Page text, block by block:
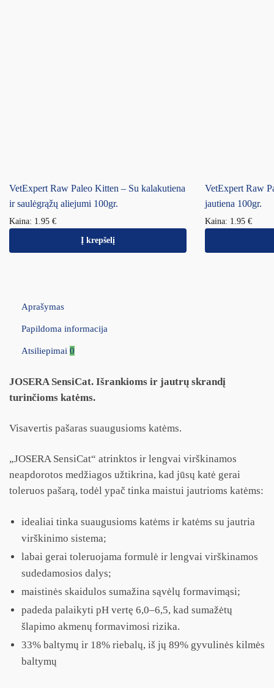
VetExpert Raw Paleo Kitten – Su kalakutiena
ir saulėgrąžų aliejumi 100gr.
Kaina: 1.95 €
Į krepšelį
VetExpert Raw
jautiena 100gr.
Kaina: 1.95 €
Aprašymas
Papildoma informacija
Atsiliepimai 0
JOSERA SensiCat. Išrankioms ir jautrų skrandį
turinčioms katėms.
Visavertis pašaras suaugusioms katėms.
„JOSERA SensiCat“ atrinktos ir lengvai virškinamos
neapdorotos medžiagos užtikrina, kad jūsų katė gerai
toleruos pašarą, todėl ypač tinka maistui jautrioms katėms:
idealiai tinka suaugusioms katėms ir katėms su jautria
virškinimo sistema;
labai gerai toleruojama formulė ir lengvai virškinamos
sudedamosios dalys;
maistinės skaidulos sumažina sąvėlų formavimąsi;
padeda palaikyti pH vertę 6,0–6,5, kad sumažėtų
šlapimo akmenų formavimosi rizika.
33% baltymų ir 18% riebalų, iš jų 89% gyvulinės kilmės
baltymų